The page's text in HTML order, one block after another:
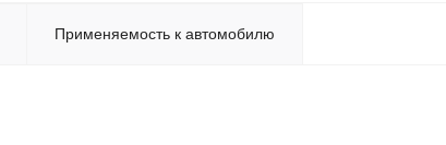
Применяемость к автомобилю